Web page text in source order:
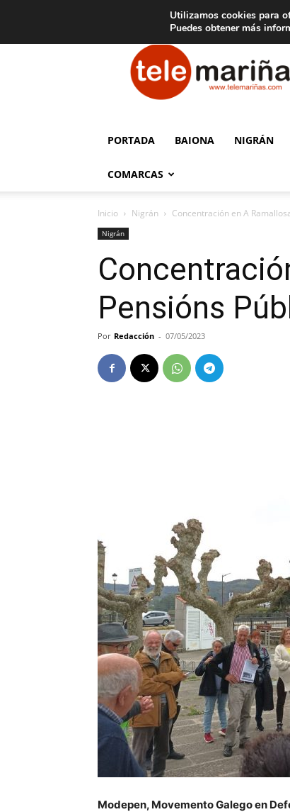
Aviso legal Tarifas de
Telemariñas
PORTADA BAIONA NIGRÁN
COMARCAS
Inicio Nigrán Concentración en A
Nigrán
Pensións
Por Redacción - 07/05/2023
Modepen, Movemento Galego en
Utilizamos cookies para
Puedes obtener más